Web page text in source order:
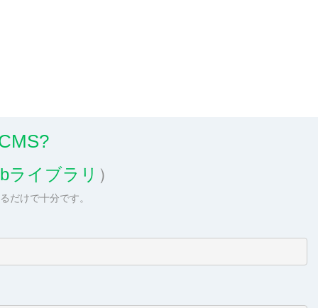
ライブラリ ）
だけで十分です。